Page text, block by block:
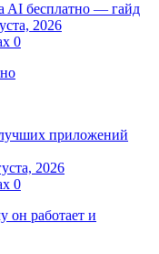
AI бесплатно — гайд
2026
0
приложений
2026
0